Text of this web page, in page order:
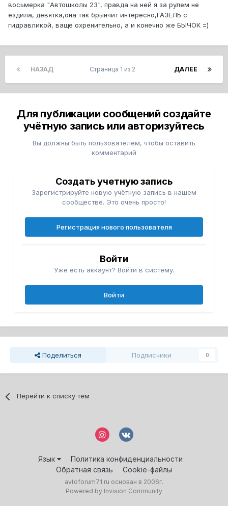
восьмерка "Автошколы 23", правда на ней я за рулем не
ездила, девятка,она так брынчит интересно,ГАЗЕЛЬ с
гидравликой, ваще охренительно, а и конечно же БЫЧОК =)
НАЗАД ДАЛЕЕ
Страница 1 из 2
Для публикации сообщений создайте
учётную запись или авторизуйтесь
Вы должны быть пользователем, чтобы оставить
комментарий
Создать учетную запись
Зарегистрируйте новую учётную запись в нашем
сообществе. Это очень просто!
Регистрация нового пользователя
Войти
Уже есть аккаунт? Войти в систему.
Войти
Поделиться Подписчики 0
Перейти к списку тем
Язык
Политика конфиденциальности
Обратная связь
Cookie-файлы
avtoforum71.ru основан в 2006г.
Powered by Invision Community